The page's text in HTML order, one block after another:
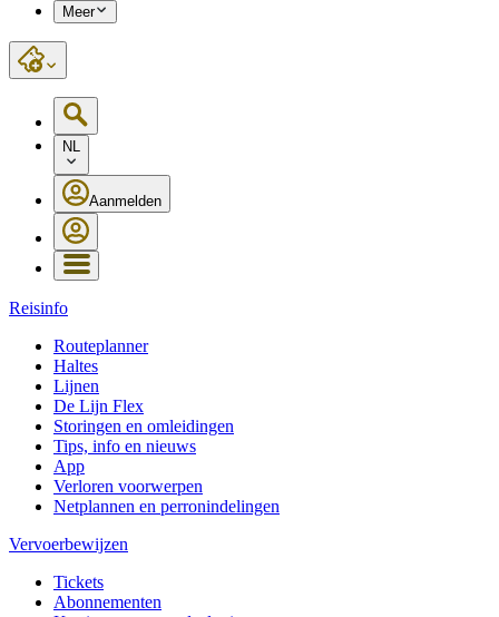
Meer
NL
Aanmelden
Reisinfo
Routeplanner
Haltes
Lijnen
De Lijn Flex
Storingen en omleidingen
Tips, info en nieuws
App
Verloren voorwerpen
Netplannen en perronindelingen
Vervoerbewijzen
Tickets
Abonnementen